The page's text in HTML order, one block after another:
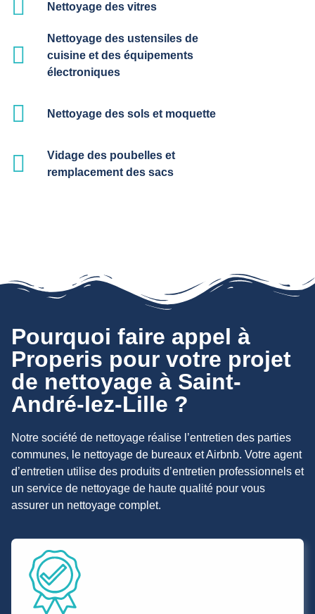
Nettoyage des vitres
Nettoyage des ustensiles de
cuisine et des équipements
électroniques
Nettoyage des sols et moquette
Vidage des poubelles et
remplacement des sacs
Pourquoi faire appel à
Properis pour votre projet
de nettoyage à Saint-
André-lez-Lille ?
Notre société de nettoyage réalise l’entretien des parties
communes, le nettoyage de bureaux et Airbnb. Votre agent
d’entretien utilise des produits d’entretien professionnels et
un service de nettoyage de haute qualité pour vous
assurer un nettoyage complet.